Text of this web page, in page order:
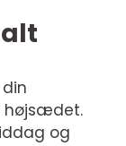
højsædet.
og